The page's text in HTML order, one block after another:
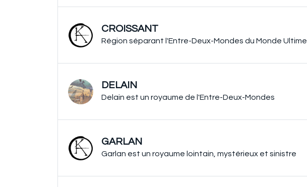
CROISSANT
Région séparant l'Entre-Deux-Mondes du Monde Ultime
DELAIN
Delain est un royaume de l'Entre-Deux-Mondes
GARLAN
Garlan est un royaume lointain, mystérieux et sinistre